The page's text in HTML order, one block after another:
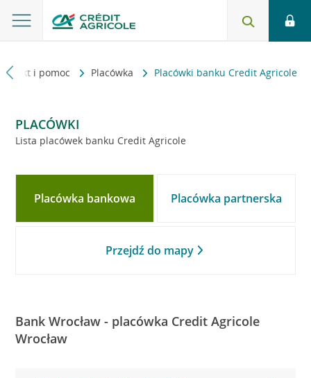
i pomoc Placówka Placówki banku Credit Agricole
PLACÓWKI
Lista placówek banku Credit Agricole
Placówka bankowa Placówka partnerska
Przejdź do mapy
Bank Wrocław - placówka Credit Agricole
Wrocław